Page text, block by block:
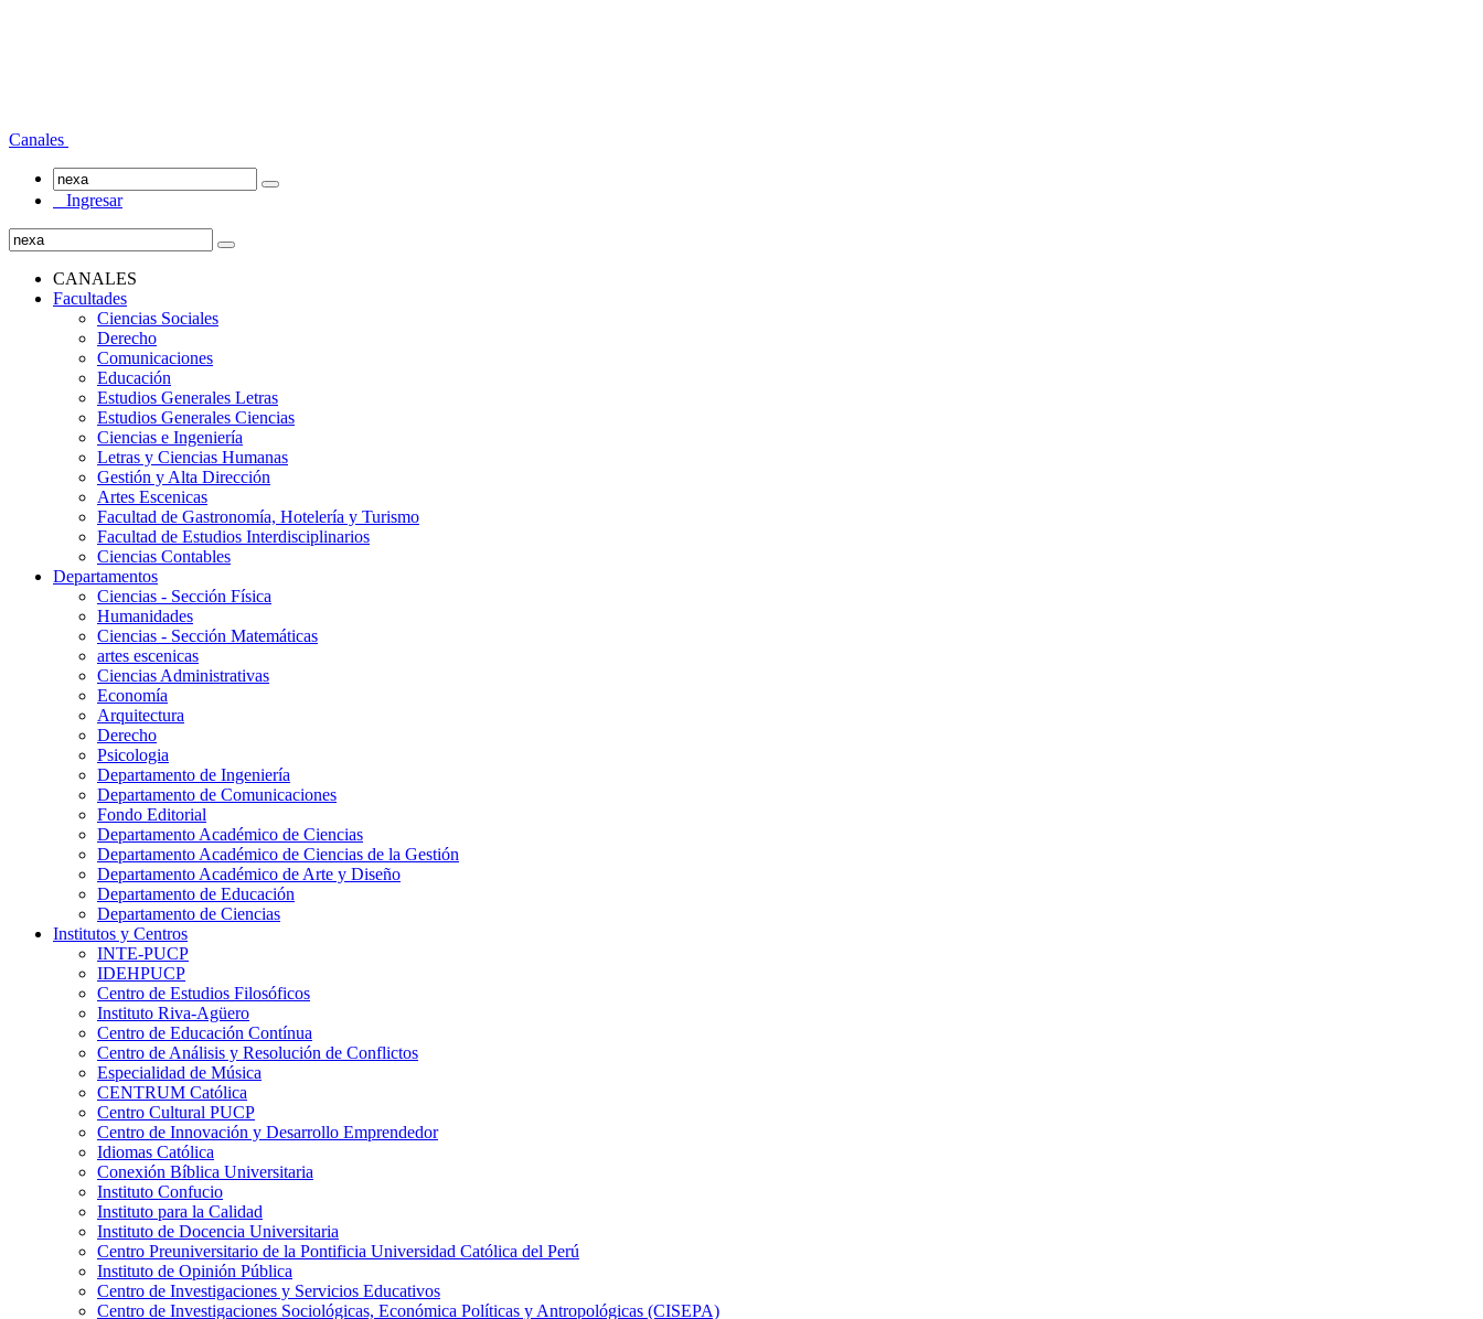
Canales
Ingresar
CANALES
Facultades
Ciencias Sociales
Derecho
Comunicaciones
Educación
Estudios Generales Letras
Estudios Generales Ciencias
Ciencias e Ingeniería
Letras y Ciencias Humanas
Gestión y Alta Dirección
Artes Escenicas
Facultad de Gastronomía, Hotelería y Turismo
Facultad de Estudios Interdisciplinarios
Ciencias Contables
Departamentos
Ciencias - Sección Física
Humanidades
Ciencias - Sección Matemáticas
artes escenicas
Ciencias Administrativas
Economía
Arquitectura
Derecho
Psicologia
Departamento de Ingeniería
Departamento de Comunicaciones
Fondo Editorial
Departamento Académico de Ciencias
Departamento Académico de Ciencias de la Gestión
Departamento Académico de Arte y Diseño
Departamento de Educación
Departamento de Ciencias
Institutos y Centros
INTE-PUCP
IDEHPUCP
Centro de Estudios Filosóficos
Instituto Riva-Agüero
Centro de Educación Contínua
Centro de Análisis y Resolución de Conflictos
Especialidad de Música
CENTRUM Católica
Centro Cultural PUCP
Centro de Innovación y Desarrollo Emprendedor
Idiomas Católica
Conexión Bíblica Universitaria
Instituto Confucio
Instituto para la Calidad
Instituto de Docencia Universitaria
Centro Preuniversitario de la Pontificia Universidad Católica del Perú
Instituto de Opinión Pública
Centro de Investigaciones y Servicios Educativos
Centro de Investigaciones Sociológicas, Económica Políticas y Antropológicas (CISEPA)